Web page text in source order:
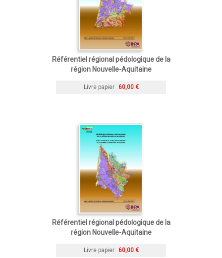
Référentiel régional pédologique de la
région Nouvelle-Aquitaine
Livre papier 60,00 €
Référentiel régional pédologique de la
région Nouvelle-Aquitaine
Livre papier 60,00 €